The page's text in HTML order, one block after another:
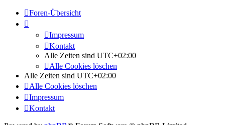
Foren-Übersicht
Impressum
Kontakt
Alle Zeiten sind UTC+02:00
Alle Cookies löschen
Alle Zeiten sind UTC+02:00
Alle Cookies löschen
Impressum
Kontakt